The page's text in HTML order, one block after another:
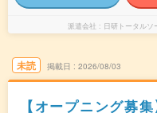
派遣会社 日研トータル
未読 掲載日 2026/08/03
【オープニング募